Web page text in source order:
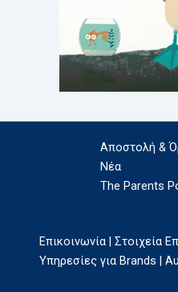
Αποστολή &
Νέα
The Parents
Επικοινωνία | Στοιχεία
Υπηρεσίες για Brands |